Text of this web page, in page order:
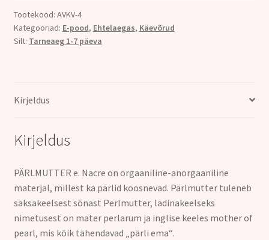
SPINELL
kogus
Tootekood: AVKV-4
Kategooriad: E-pood, Ehtelaegas, Käevõrud
Silt: Tarneaeg 1-7 päeva
Kirjeldus
Kirjeldus
PÄRLMUTTER e. Nacre on orgaaniline-anorgaaniline
materjal, millest ka pärlid koosnevad. Pärlmutter tuleneb
saksakeelsest sõnast Perlmutter, ladinakeelseks
nimetusest on mater perlarum ja inglise keeles mother of
pearl, mis kõik tähendavad „pärli ema“.